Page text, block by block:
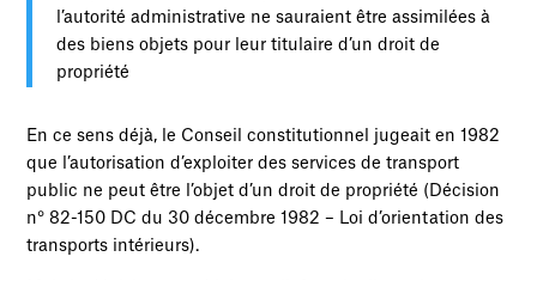
l’autorité administrative ne sauraient être assimilées à
des biens objets pour leur titulaire d’un droit de
propriété
En ce sens déjà, le Conseil constitutionnel jugeait en 1982
que l’autorisation d’exploiter des services de transport
public ne peut être l’objet d’un droit de propriété (Décision
n° 82-150 DC du 30 décembre 1982 – Loi d’orientation des
transports intérieurs).